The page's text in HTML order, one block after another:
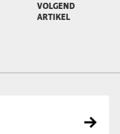
VOLGEND
ARTIKEL